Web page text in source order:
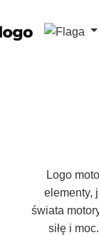
Logo
elementy,
świata
siłę i